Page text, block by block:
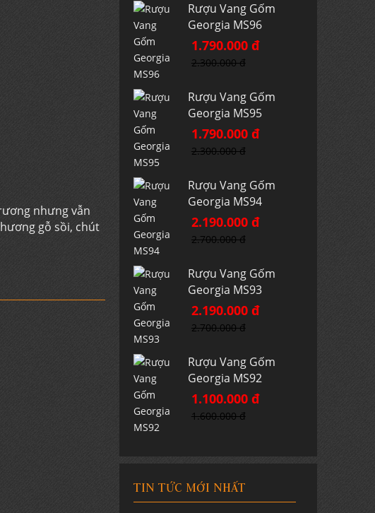
nhưng vẫn
gỗ sồi, chút
Rượu Vang Gốm
Georgia MS96
1.790.000 đ
2.300.000 đ
Rượu Vang Gốm
Georgia MS95
1.790.000 đ
2.300.000 đ
Rượu Vang Gốm
Georgia MS94
2.190.000 đ
2.700.000 đ
Rượu Vang Gốm
Georgia MS93
2.190.000 đ
2.700.000 đ
Rượu Vang Gốm
Georgia MS92
1.100.000 đ
1.600.000 đ
TIN TỨC MỚI NHẤT